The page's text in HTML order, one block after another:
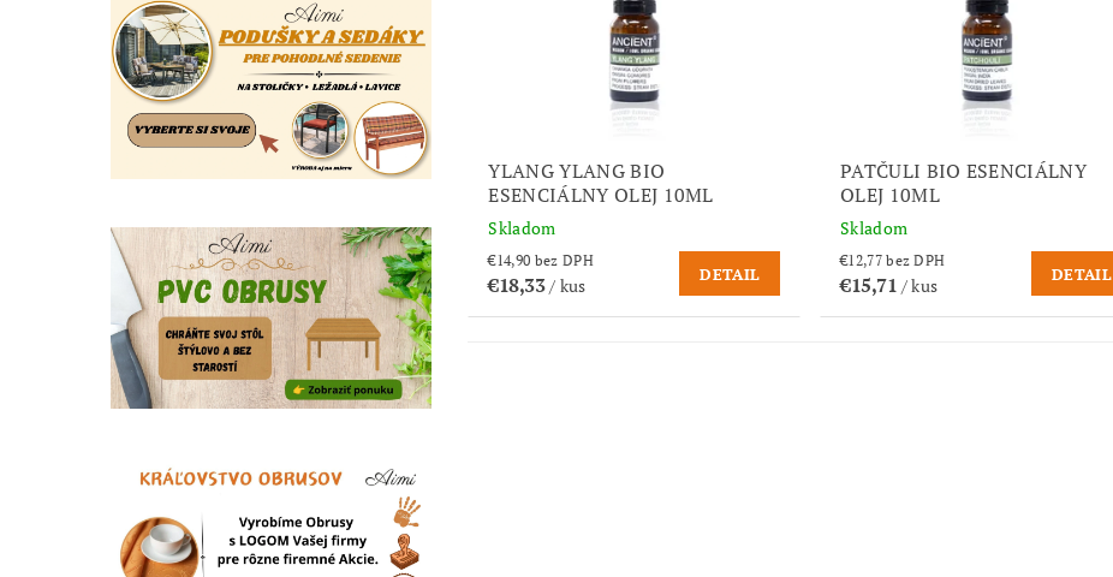
YLANG YLANG BIO
ESENCIÁLNY OLEJ 10ML
Skladom
€14,90 bez DPH
€18,33/ kus
DETAIL
PATČULI BIO ESENCIÁLNY
OLEJ 10ML
Skladom
€12,77 bez DPH
€15,71 / kus
DETAIL